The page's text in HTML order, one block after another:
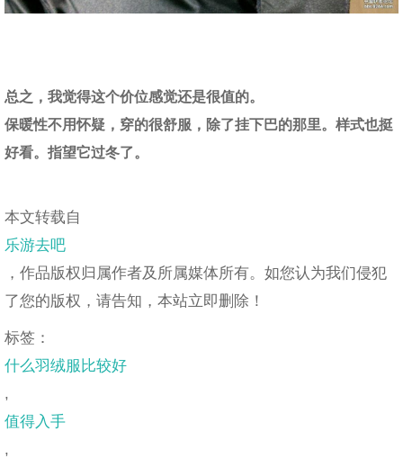
总之，我觉得这个价位感觉还是很值的。
保暖性不用怀疑，穿的很舒服，除了挂下巴的那里。样式也挺
好看。指望它过冬了。
本文转载自
乐游去吧
，作品版权归属作者及所属媒体所有。如您认为我们侵犯
了您的版权，请告知，本站立即删除！
标签：
什么羽绒服比较好
,
值得入手
,